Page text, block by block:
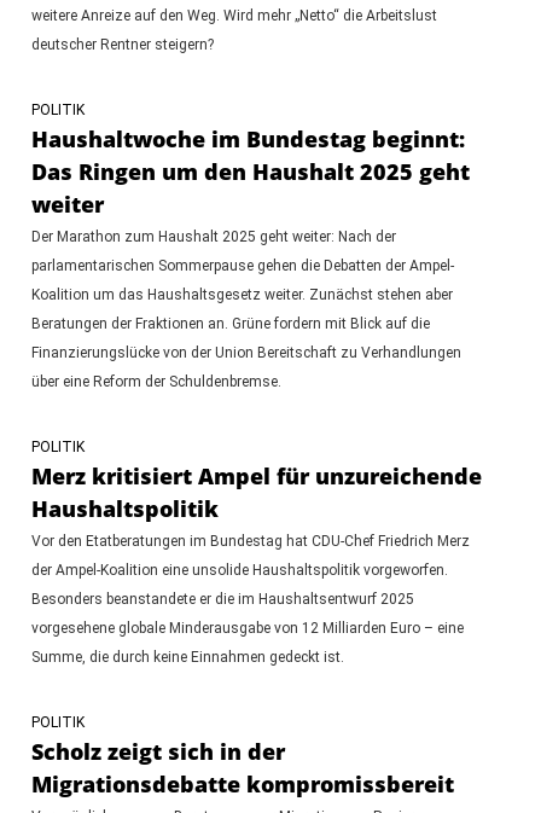
weitere Anreize auf den Weg. Wird mehr „Netto“ die Arbeitslust
deutscher Rentner steigern?
POLITIK
Haushaltwoche im Bundestag beginnt:
Das Ringen um den Haushalt 2025 geht
weiter
Der Marathon zum Haushalt 2025 geht weiter: Nach der
parlamentarischen Sommerpause gehen die Debatten der Ampel-
Koalition um das Haushaltsgesetz weiter. Zunächst stehen aber
Beratungen der Fraktionen an. Grüne fordern mit Blick auf die
Finanzierungslücke von der Union Bereitschaft zu Verhandlungen
über eine Reform der Schuldenbremse.
POLITIK
Merz kritisiert Ampel für unzureichende
Haushaltspolitik
Vor den Etatberatungen im Bundestag hat CDU-Chef Friedrich Merz
der Ampel-Koalition eine unsolide Haushaltspolitik vorgeworfen.
Besonders beanstandete er die im Haushaltsentwurf 2025
vorgesehene globale Minderausgabe von 12 Milliarden Euro – eine
Summe, die durch keine Einnahmen gedeckt ist.
POLITIK
Scholz zeigt sich in der
Migrationsdebatte kompromissbereit